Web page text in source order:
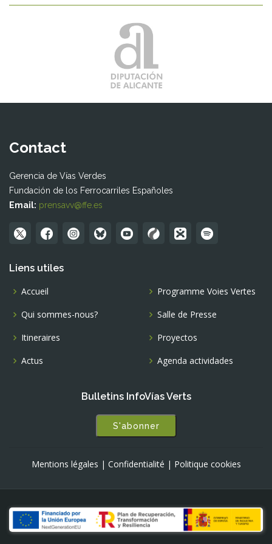
Contact
Gerencia de Vías Verdes
Fundación de los Ferrocarriles Españoles
Email: prensavv@ffe.es
Liens utiles
Accueil
Qui sommes-nous?
Itineraires
Actus
Programme Voies Vertes
Salle de Presse
Proyectos
Agenda actividades
Bulletins InfoVías Verts
S'abonner
Mentions légales | Confidentialité | Politique cookies